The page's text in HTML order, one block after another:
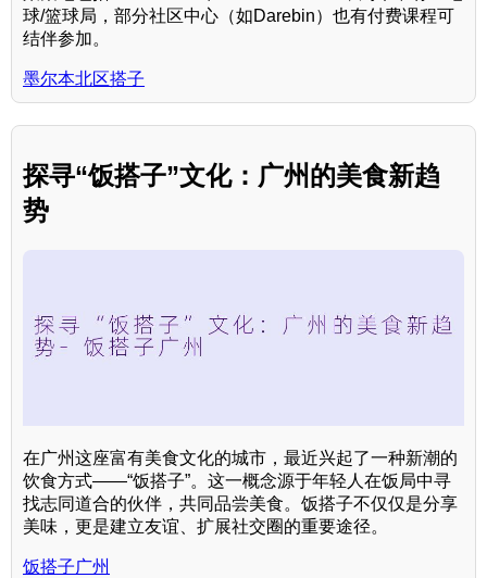
球/篮球局，部分社区中心（如Darebin）也有付费课程可
结伴参加。
墨尔本北区搭子
探寻“饭搭子”文化：广州的美食新趋
势
在广州这座富有美食文化的城市，最近兴起了一种新潮的
饮食方式——“饭搭子”。这一概念源于年轻人在饭局中寻
找志同道合的伙伴，共同品尝美食。饭搭子不仅仅是分享
美味，更是建立友谊、扩展社交圈的重要途径。
饭搭子广州